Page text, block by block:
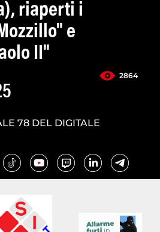
riaperti i
e
II"
2864
78 DEL DIGITALE